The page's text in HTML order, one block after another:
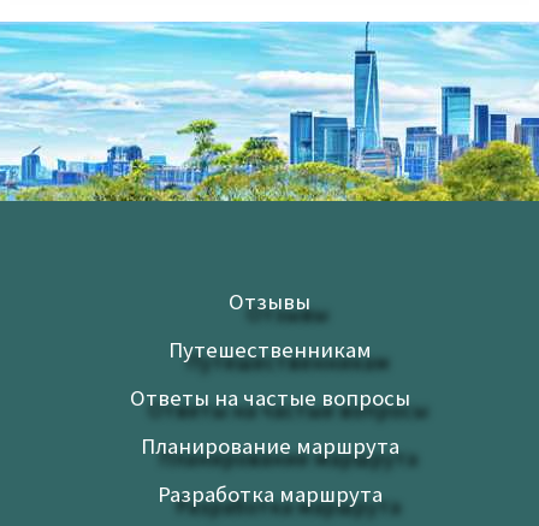
Отзывы
Путешественникам
Ответы на частые вопросы
Планирование маршрута
Разработка маршрута